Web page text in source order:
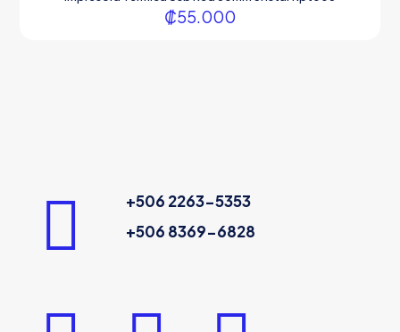
₡55.000
+506 2263-5353
+506 8369-6828